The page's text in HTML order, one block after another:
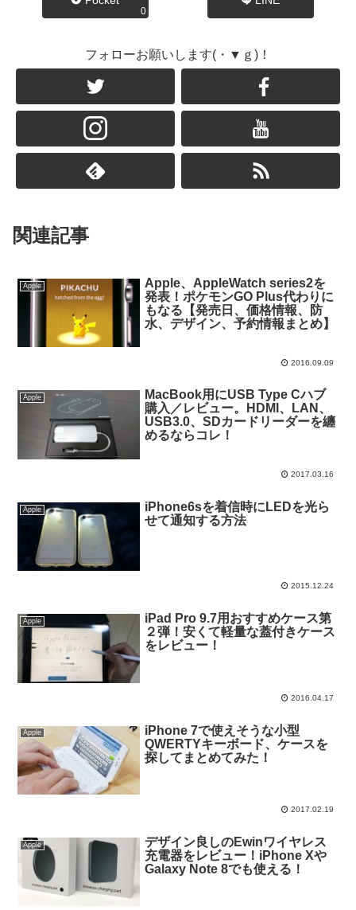
0
フォローお願いします(・▼ｇ)！
関連記事
Apple
Apple、AppleWatch series2を
発表！ポケモンGO Plus代わりに
もなる【発売日、価格情報、防
水、デザイン、予約情報まとめ】
2016.09.09
Apple
MacBook用にUSB Type Cハブ
購入／レビュー。HDMI、LAN、
USB3.0、SDカードリーダーを纏
めるならコレ！
2017.03.16
Apple
iPhone6sを着信時にLEDを光ら
せて通知する方法
2015.12.24
Apple
iPad Pro 9.7用おすすめケース第
２弾！安くて軽量な蓋付きケース
をレビュー！
2016.04.17
Apple
iPhone 7で使えそうな小型
QWERTYキーボード、ケースを
探してまとめてみた！
2017.02.19
Apple
デザイン良しのEwinワイヤレス
充電器をレビュー！iPhone Xや
Galaxy Note 8でも使える！